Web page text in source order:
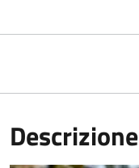
Descrizione